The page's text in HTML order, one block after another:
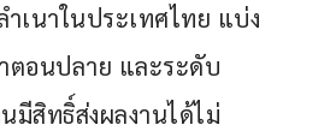
เนาในประเทศไทย แบ่ง
ตอนปลาย และระดับ
สิทธิ์ส่งผลงานได้ไม่